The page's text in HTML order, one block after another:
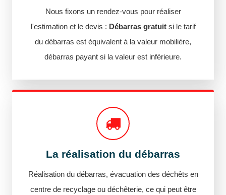
Nous fixons un rendez-vous pour réaliser
l'estimation et le devis : Débarras gratuitsi le tarif
du débarras est équivalent à la valeur mobilière,
débarras payant si la valeur est inférieure.
La réalisation du débarras
Réalisation du débarras, évacuation des déchêts en
centre de recyclage ou déchêterie, ce qui peut être